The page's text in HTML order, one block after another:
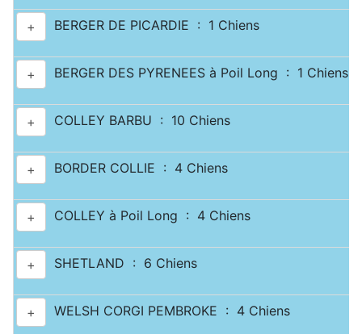
+ BERGER DE PICARDIE : 1 Chiens
+ BERGER DES PYRENEES à Poil Long : 1 Chiens
+ COLLEY BARBU : 10 Chiens
+ BORDER COLLIE : 4 Chiens
+ COLLEY à Poil Long : 4 Chiens
+ SHETLAND : 6 Chiens
+ WELSH CORGI PEMBROKE : 4 Chiens